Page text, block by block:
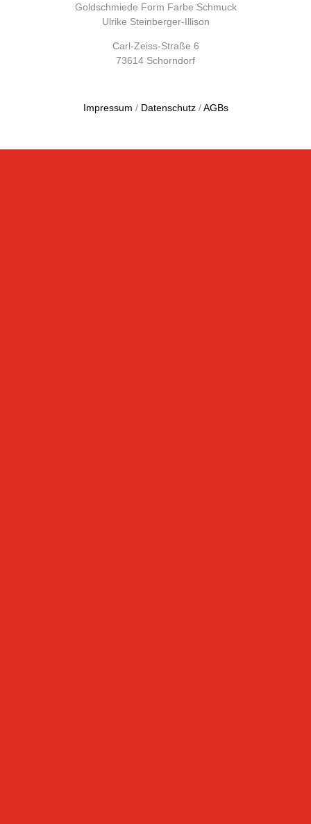
Goldschmiede Form Farbe Schmuck
Ulrike Steinberger-Illison
Carl-Zeiss-Straße 6
73614 Schorndorf
Impressum / Datenschutz /AGBs